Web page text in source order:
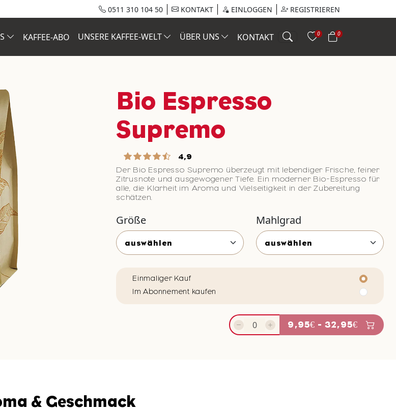
0511 310 104 50 KONTAKT EINLOGGEN REGISTRIEREN
KAFFEE-ABO UNSERE KAFFEE-WELT ÜBER UNS KONTAKT 0 0
Bio Espresso
Supremo
4,9
Der Bio Espresso Supremo überzeugt mit lebendiger Frische, feiner
Zitrusnote und ausgewogener Tiefe. Ein moderner Bio-Espresso für
alle, die Klarheit im Aroma und Vielseitigkeit in der Zubereitung
schätzen.
Größe Mahlgrad
Einmaliger Kauf
Im Abonnement kaufen
9,95€ - 32,95€
& Geschmack